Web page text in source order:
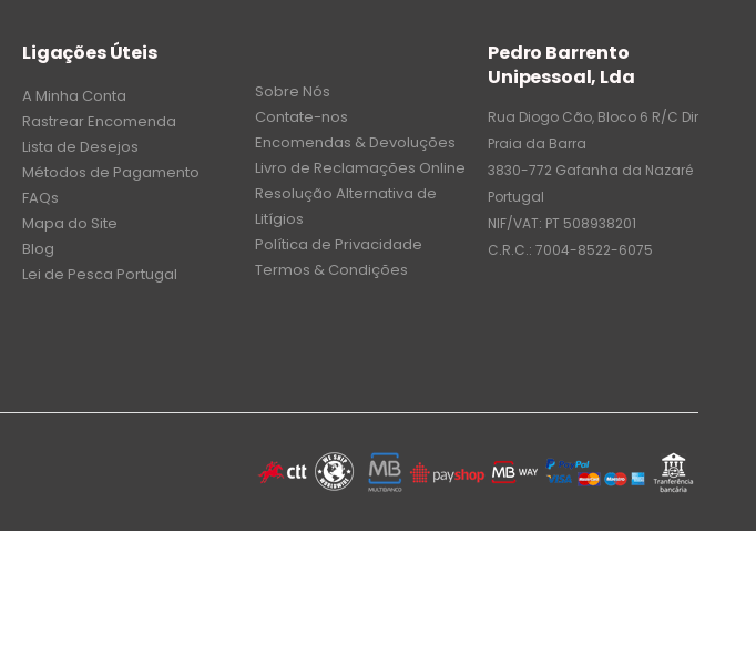
Ligações Úteis
A Minha Conta
Rastrear Encomenda
Lista de Desejos
Métodos de Pagamento
FAQs
Mapa do Site
Blog
Lei de Pesca Portugal
Sobre Nós
Contate-nos
Encomendas & Devoluções
Livro de Reclamações Online
Resolução Alternativa de
Litígios
Política de Privacidade
Termos & Condições
Pedro Barrento
Unipessoal, Lda
Rua Diogo Cão, Bloco 6 R/C Dir
Praia da Barra
3830-772 Gafanha da Nazaré
Portugal
NIF/VAT: PT 508938201
C.R.C.: 7004-8522-6075